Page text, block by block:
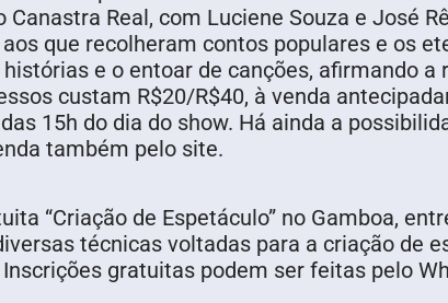
Real, com Luciene Souza e José
que recolheram contos populares e os
e o entoar de canções, afirmando a
custam R$20/R$40, à venda
15h do dia do show. Há ainda a
também pelo site.
“Criação de Espetáculo” no Gamboa,
técnicas voltadas para a criação de
gratuitas podem ser feitas pelo